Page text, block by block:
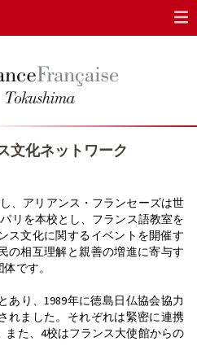
文化ネットワーク
、アリアンス・フランセーズは世
リを本校とし、フランス語教室を
ス文化に関するイベントを開催す
の相互理解と親善の増進に寄与す
です。
あり、1989年に徳島日仏協会協力
れました。それぞれは緊密に連携
また、4校はフランス大使館からの